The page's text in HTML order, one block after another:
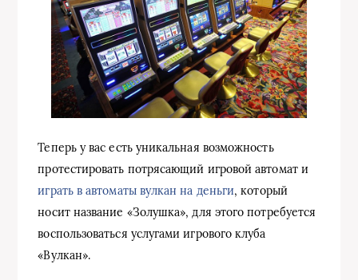
Теперь у вас есть уникальная возможность
протестировать потрясающий игровой автомат и
играть в автоматы вулкан на деньги, который
носит название «Золушка», для этого потребуется
воспользоваться услугами игрового клуба
«Вулкан».